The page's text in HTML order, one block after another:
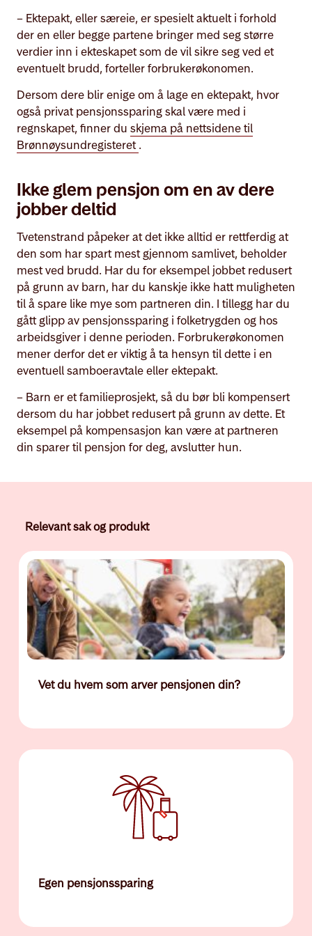
– Ektepakt, eller særeie, er spesielt aktuelt i forhold
der en eller begge partene bringer med seg større
verdier inn i ekteskapet som de vil sikre seg ved et
eventuelt brudd, forteller forbrukerøkonomen.
Dersom dere blir enige om å lage en ektepakt, hvor
også privat pensjonssparing skal være med i
regnskapet, finner du skjema på nettsidene til
Brønnøysundregisteret .
Ikke glem pensjon om en av dere
jobber deltid
Tvetenstrand påpeker at det ikke alltid er rettferdig at
den som har spart mest gjennom samlivet, beholder
mest ved brudd. Har du for eksempel jobbet redusert
på grunn av barn, har du kanskje ikke hatt muligheten
til å spare like mye som partneren din. I tillegg har du
gått glipp av pensjonssparing i folketrygden og hos
arbeidsgiver i denne perioden. Forbrukerøkonomen
mener derfor det er viktig å ta hensyn til dette i en
eventuell samboeravtale eller ektepakt.
– Barn er et familieprosjekt, så du bør bli kompensert
dersom du har jobbet redusert på grunn av dette. Et
eksempel på kompensasjon kan være at partneren
din sparer til pensjon for deg, avslutter hun.
Relevant sak og produkt
Vet du hvem som arver pensjonen din?
Egen pensjonssparing